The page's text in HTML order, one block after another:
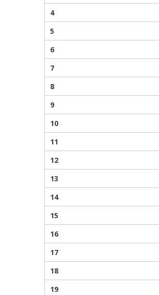
4
5
6
7
8
9
10
11
12
13
14
15
16
17
18
19